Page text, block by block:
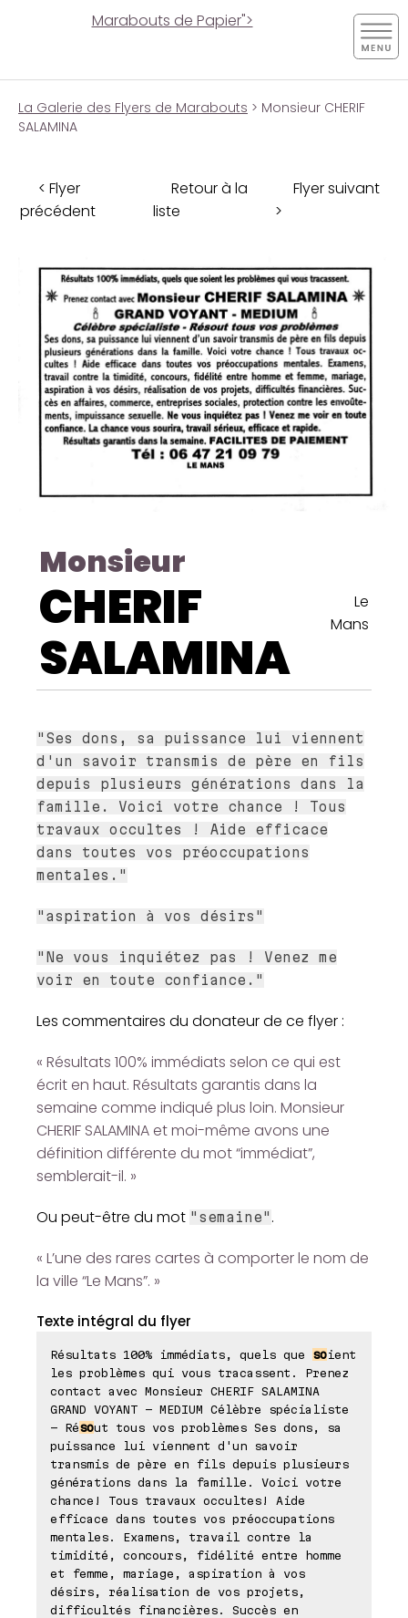
Marabouts de Papier">
La Galerie des Flyers de Marabouts > Monsieur CHERIF
SALAMINA
< Flyer
précédent
Retour à la
liste
Flyer suivant
>
Monsieur
CHERIF
SALAMINA
Le
Mans
"Ses dons, sa puissance lui viennent
d'un savoir transmis de père en fils
depuis plusieurs générations dans la
famille. Voici votre chance ! Tous
travaux occultes ! Aide efficace
dans toutes vos préoccupations
mentales."
"aspiration à vos désirs"
"Ne vous inquiétez pas ! Venez me
voir en toute confiance."
Les commentaires du donateur de ce flyer :
« Résultats 100% immédiats selon ce qui est
écrit en haut. Résultats garantis dans la
semaine comme indiqué plus loin. Monsieur
CHERIF SALAMINA et moi-même avons une
définition différente du mot “immédiat”,
semblerait-il. »
Ou peut-être du mot "semaine" .
« L’une des rares cartes à comporter le nom de
la ville “Le Mans”. »
Texte intégral du flyer
Résultats 100% immédiats, quels que soient
les problèmes qui vous tracassent. Prenez
contact avec Monsieur CHERIF SALAMINA
GRAND VOYANT - MEDIUM Célèbre spécialiste
- Résout tous vos problèmes Ses dons, sa
puissance lui viennent d'un savoir
transmis de père en fils depuis plusieurs
générations dans la famille. Voici votre
chance! Tous travaux occultes! Aide
efficace dans toutes vos préoccupations
mentales. Examens, travail contre la
timidité, concours, fidélité entre homme
et femme, mariage, aspiration à vos
désirs, réalisation de vos projets,
difficultés financières. Succès en